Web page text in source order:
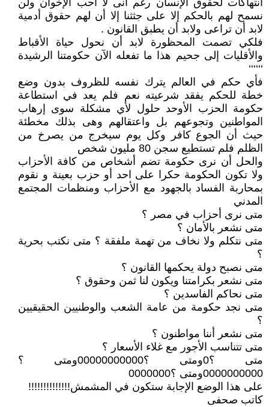
انتهاكات لحقوق الإنسان رغم أنى لا أحب الإخوان ولن
نسمح لهم بالحكم إلا على جثثنا إلا أن لهم حقوق أدمية
لابد أن تراعى ولابد أن يطبق القانون .
فلكي تصمت المحظورة لابد أن نحول حياة الأقباط
والأقليات إلى جحيم هذا ما تفعله الآن حكومتنا الرشيدة
‘‘‘‘‘‘
فأي حكم في العالم يترك نفسه للظروف بدون وضع
خطة للحكم يفقد شرعيته نعم فلم يعد في استطاعة
حكومة الحزب الأوحد حلول لأي مشكلة سوى إرهاب
المواطنين وتجوعهم بل واعتقالهم وهى بذلك مخطئة
حيث أن الجوع كافر وكل يوم سيخرج من يصرخ من
الظلم فلم تستطيع سجن 80 مليون شخص
والحل أن نرى حكومة تضم أشخاص من كافة الأحزاب
ولا تكون الحكومة حكرا على احد أو حزب بعينة و نقوم
بمحاربة الفساد بالجهود مع الأحزاب ومنظمات المجتمع
المدني
متى نرى أحزاب في مصر ؟
متى نشعر بالأمان ؟
متى نتكلم ولا نخاف من تهمة ملفقة ؟ متى نكتب بحرية
؟
متى نصبح دولة يحكمها القانون ؟
متى نشعر بكرامتنا ويكون لنا ثمن وحقوق ؟
متى نحاكم الفاسدين ؟
متى نجد حكومة من عامة الشعب والوطنيين الحقيقيين
؟
متى نشعر أننا مواطنون ؟
متى تتناسب الأجور مع غلاء الأسعار ؟
متى ؟0ومتى ؟00000000000ومتى ؟
0000000000ومتى ؟0000000
على هذا الوضع الإجابة ستكون في المشمش!!!!!!!!!!!!!!
كاتب صحفى